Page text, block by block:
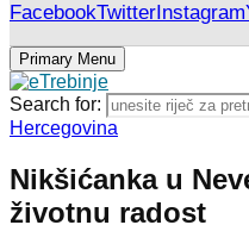
FacebookTwitterInstagram
Primary Menu
Search for:
Hercegovina
Nikšićanka u
životnu radost